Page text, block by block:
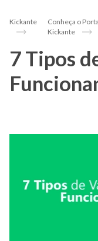
Kickante
Conheça o
Kickante
7 Tipos